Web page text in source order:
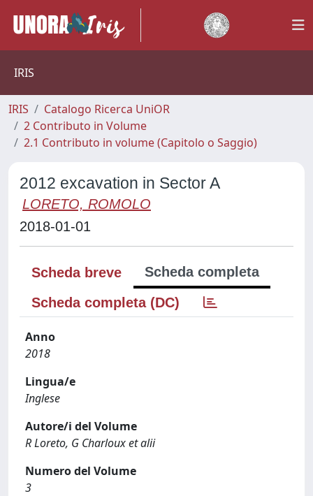
IRIS
IRIS
Catalogo Ricerca UniOR
2 Contributo in Volume
2.1 Contributo in volume (Capitolo o Saggio)
2012 excavation in Sector A
LORETO, ROMOLO
2018-01-01
Scheda breve
Scheda completa
Scheda completa (DC)
Anno
2018
Lingua/e
Inglese
Autore/i del Volume
R Loreto, G Charloux et alii
Numero del Volume
3